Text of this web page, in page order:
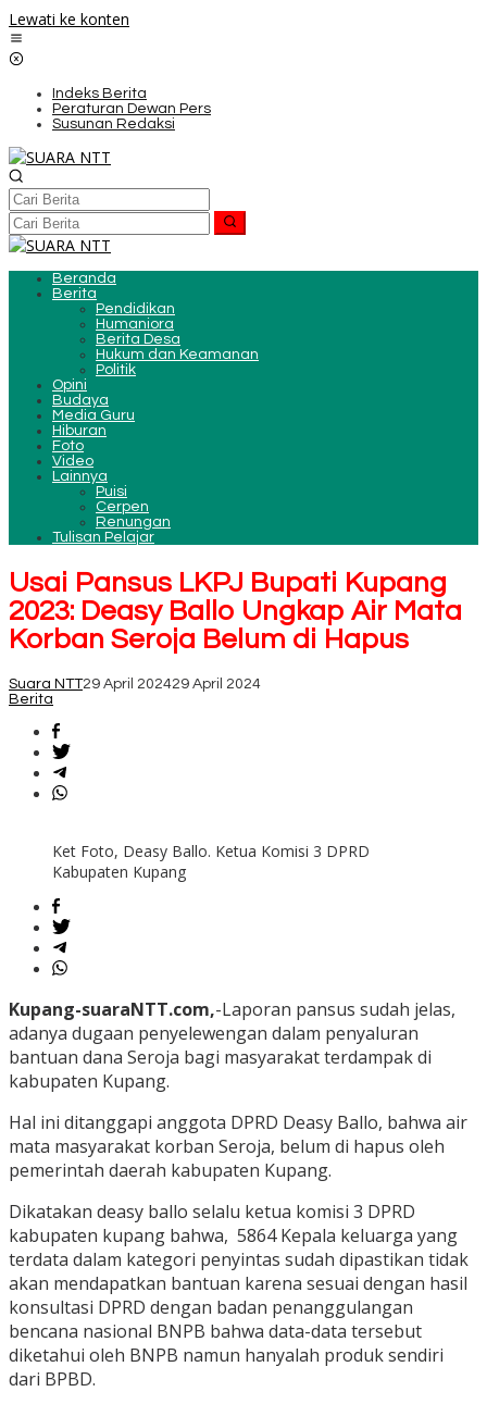
Lewati ke konten
Indeks Berita
Peraturan Dewan Pers
Susunan Redaksi
Beranda
Berita
Pendidikan
Humaniora
Berita Desa
Hukum dan Keamanan
Politik
Opini
Budaya
Media Guru
Hiburan
Foto
Video
Lainnya
Puisi
Cerpen
Renungan
Tulisan Pelajar
Usai Pansus LKPJ Bupati Kupang
2023: Deasy Ballo Ungkap Air Mata
Korban Seroja Belum di Hapus
Suara NTT29 April 202429 April 2024
Berita
Ket Foto, Deasy Ballo. Ketua Komisi 3 DPRD
Kabupaten Kupang
Kupang-suaraNTT.com,-Laporan pansus sudah jelas,
adanya dugaan penyelewengan dalam penyaluran
bantuan dana Seroja bagi masyarakat terdampak di
kabupaten Kupang.
Hal ini ditanggapi anggota DPRD Deasy Ballo, bahwa air
mata masyarakat korban Seroja, belum di hapus oleh
pemerintah daerah kabupaten Kupang.
Dikatakan deasy ballo selalu ketua komisi 3 DPRD
kabupaten kupang bahwa, 5864 Kepala keluarga yang
terdata dalam kategori penyintas sudah dipastikan tidak
akan mendapatkan bantuan karena sesuai dengan hasil
konsultasi DPRD dengan badan penanggulangan
bencana nasional BNPB bahwa data-data tersebut
diketahui oleh BNPB namun hanyalah produk sendiri
dari BPBD.